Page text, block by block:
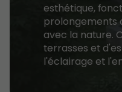
esthétique,
prolongements
avec la nature.
terrasses et
l'éclairage et